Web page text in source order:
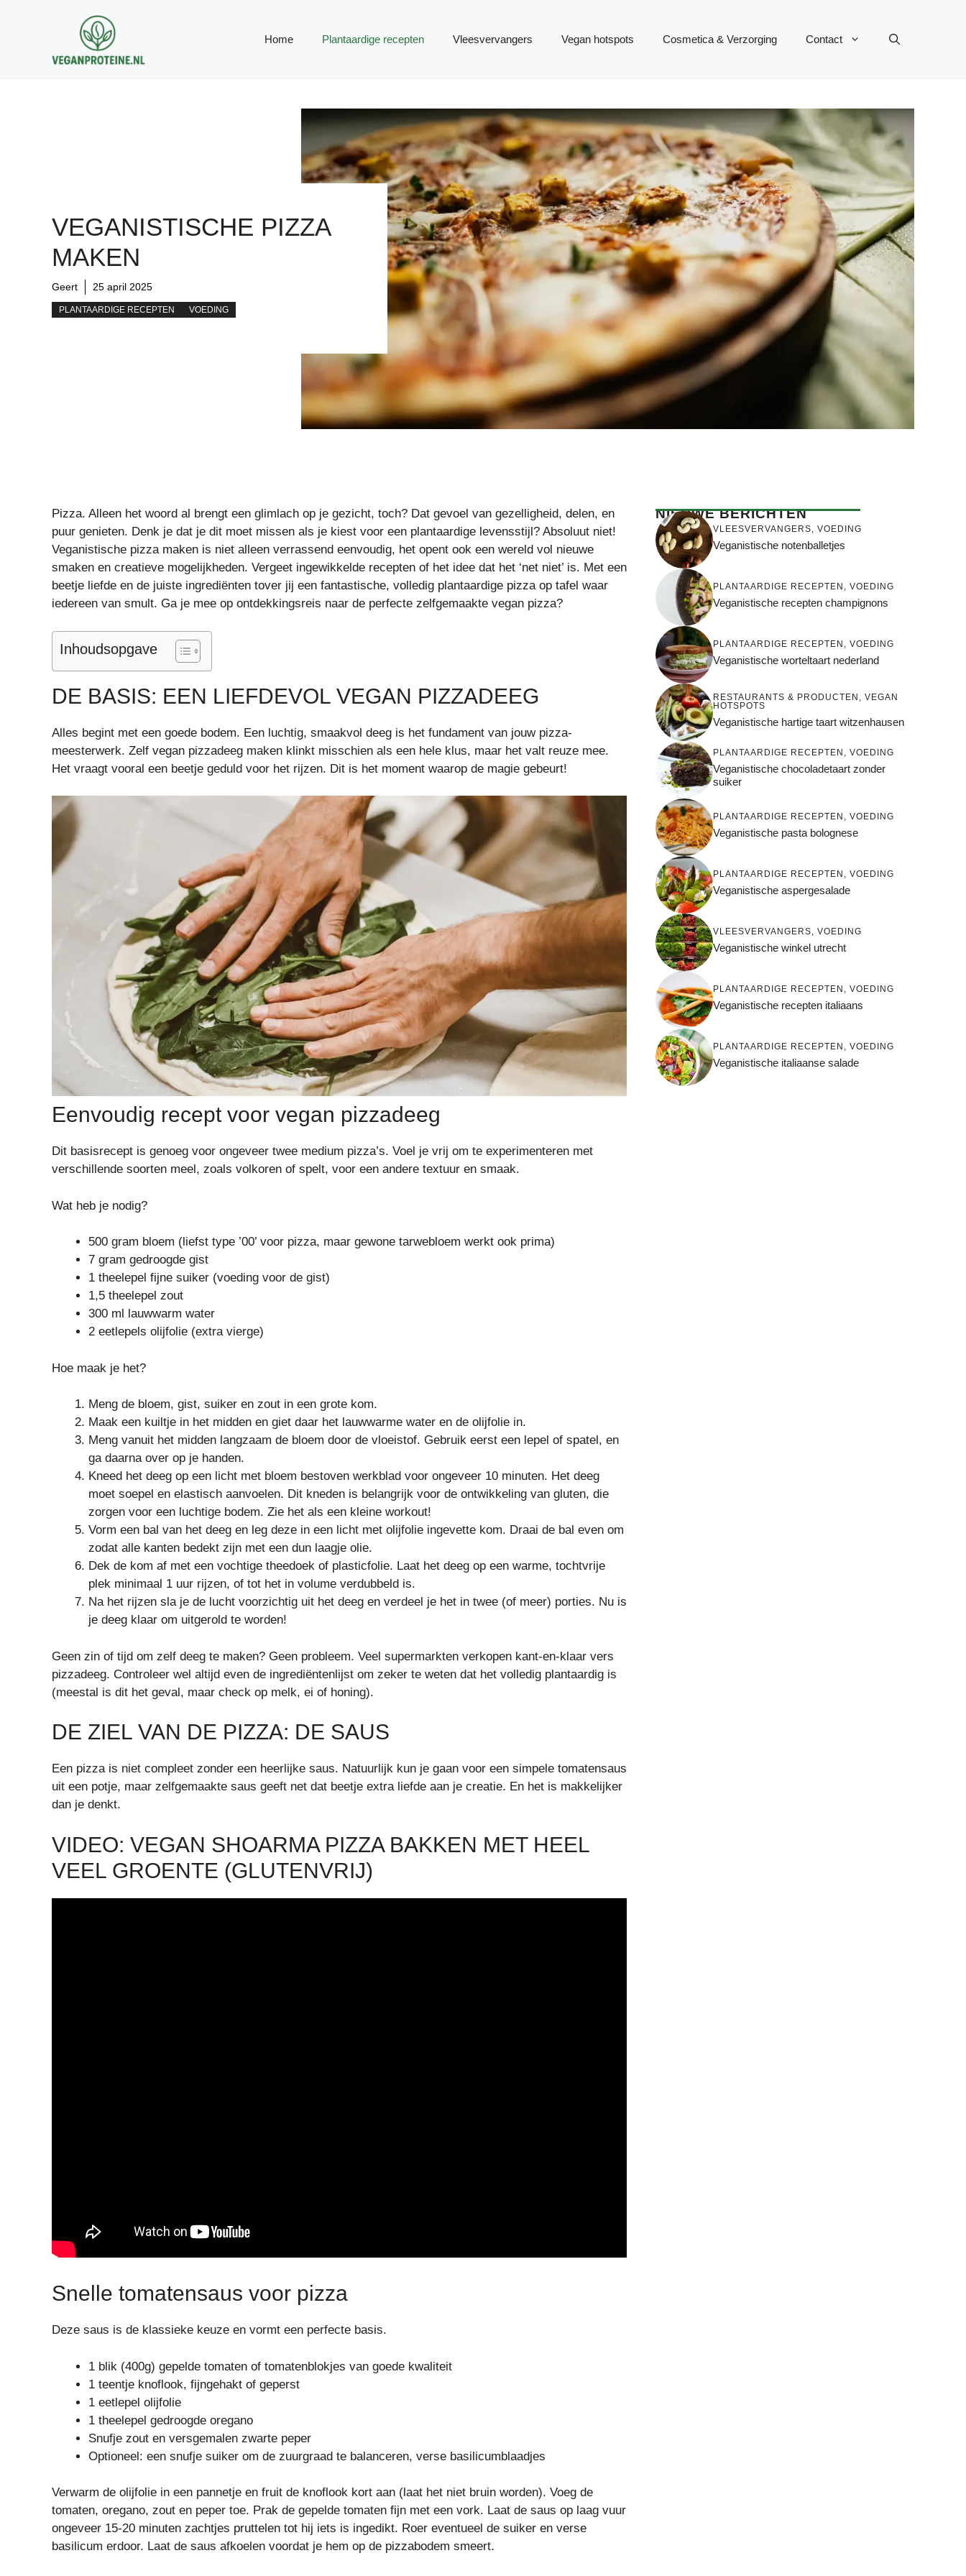
Home Plantaardige recepten Vleesvervangers Vegan hotspots Cosmetica & Verzorging Contact
VEGANISTISCHE PIZZA
MAKEN
Geert 25 april 2025
PLANTAARDIGE RECEPTEN VOEDING
Pizza. Alleen het woord al brengt een glimlach op je gezicht, toch? Dat gevoel van gezelligheid, delen, en
puur genieten. Denk je dat je dit moet missen als je kiest voor een plantaardige levensstijl? Absoluut niet!
Veganistische pizza maken is niet alleen verrassend eenvoudig, het opent ook een wereld vol nieuwe
smaken en creatieve mogelijkheden. Vergeet ingewikkelde recepten of het idee dat het ‘net niet’ is. Met een
beetje liefde en de juiste ingrediënten tover jij een fantastische, volledig plantaardige pizza op tafel waar
iedereen van smult. Ga je mee op ontdekkingsreis naar de perfecte zelfgemaakte vegan pizza?
Inhoudsopgave
DE BASIS: EEN LIEFDEVOL VEGAN PIZZADEEG
Alles begint met een goede bodem. Een luchtig, smaakvol deeg is het fundament van jouw pizza-
meesterwerk. Zelf vegan pizzadeeg maken klinkt misschien als een hele klus, maar het valt reuze mee.
Het vraagt vooral een beetje geduld voor het rijzen. Dit is het moment waarop de magie gebeurt!
Eenvoudig recept voor vegan pizzadeeg
Dit basisrecept is genoeg voor ongeveer twee medium pizza’s. Voel je vrij om te experimenteren met
verschillende soorten meel, zoals volkoren of spelt, voor een andere textuur en smaak.
Wat heb je nodig?
500 gram bloem (liefst type ’00’ voor pizza, maar gewone tarwebloem werkt ook prima)
7 gram gedroogde gist
1 theelepel fijne suiker (voeding voor de gist)
1,5 theelepel zout
300 ml lauwwarm water
2 eetlepels olijfolie (extra vierge)
Hoe maak je het?
Meng de bloem, gist, suiker en zout in een grote kom.
Maak een kuiltje in het midden en giet daar het lauwwarme water en de olijfolie in.
Meng vanuit het midden langzaam de bloem door de vloeistof. Gebruik eerst een lepel of spatel, en
ga daarna over op je handen.
Kneed het deeg op een licht met bloem bestoven werkblad voor ongeveer 10 minuten. Het deeg
moet soepel en elastisch aanvoelen. Dit kneden is belangrijk voor de ontwikkeling van gluten, die
zorgen voor een luchtige bodem. Zie het als een kleine workout!
Vorm een bal van het deeg en leg deze in een licht met olijfolie ingevette kom. Draai de bal even om
zodat alle kanten bedekt zijn met een dun laagje olie.
Dek de kom af met een vochtige theedoek of plasticfolie. Laat het deeg op een warme, tochtvrije
plek minimaal 1 uur rijzen, of tot het in volume verdubbeld is.
Na het rijzen sla je de lucht voorzichtig uit het deeg en verdeel je het in twee (of meer) porties. Nu is
je deeg klaar om uitgerold te worden!
Geen zin of tijd om zelf deeg te maken? Geen probleem. Veel supermarkten verkopen kant-en-klaar vers
pizzadeeg. Controleer wel altijd even de ingrediëntenlijst om zeker te weten dat het volledig plantaardig is
(meestal is dit het geval, maar check op melk, ei of honing).
DE ZIEL VAN DE PIZZA: DE SAUS
Een pizza is niet compleet zonder een heerlijke saus. Natuurlijk kun je gaan voor een simpele tomatensaus
uit een potje, maar zelfgemaakte saus geeft net dat beetje extra liefde aan je creatie. En het is makkelijker
dan je denkt.
VIDEO: VEGAN SHOARMA PIZZA BAKKEN MET HEEL
VEEL GROENTE (GLUTENVRIJ)
Snelle tomatensaus voor pizza
Deze saus is de klassieke keuze en vormt een perfecte basis.
1 blik (400g) gepelde tomaten of tomatenblokjes van goede kwaliteit
1 teentje knoflook, fijngehakt of geperst
1 eetlepel olijfolie
1 theelepel gedroogde oregano
Snufje zout en versgemalen zwarte peper
Optioneel: een snufje suiker om de zuurgraad te balanceren, verse basilicumblaadjes
Verwarm de olijfolie in een pannetje en fruit de knoflook kort aan (laat het niet bruin worden). Voeg de
tomaten, oregano, zout en peper toe. Prak de gepelde tomaten fijn met een vork. Laat de saus op laag vuur
ongeveer 15-20 minuten zachtjes pruttelen tot hij iets is ingedikt. Roer eventueel de suiker en verse
basilicum erdoor. Laat de saus afkoelen voordat je hem op de pizzabodem smeert.
NIEUWE BERICHTEN
VLEESVERVANGERS VOEDING
Veganistische notenballetjes
PLANTAARDIGE RECEPTEN VOEDING
Veganistische recepten champignons
PLANTAARDIGE RECEPTEN VOEDING
Veganistische worteltaart nederland
RESTAURANTS & PRODUCTEN
VEGAN
HOTSPOTS
Veganistische hartige taart witzenhausen
PLANTAARDIGE RECEPTEN VOEDING
Veganistische chocoladetaart zonder
suiker
PLANTAARDIGE RECEPTEN VOEDING
Veganistische pasta bolognese
PLANTAARDIGE RECEPTEN VOEDING
Veganistische aspergesalade
VLEESVERVANGERS VOEDING
Veganistische winkel utrecht
PLANTAARDIGE RECEPTEN VOEDING
Veganistische recepten italiaans
PLANTAARDIGE RECEPTEN VOEDING
Veganistische italiaanse salade